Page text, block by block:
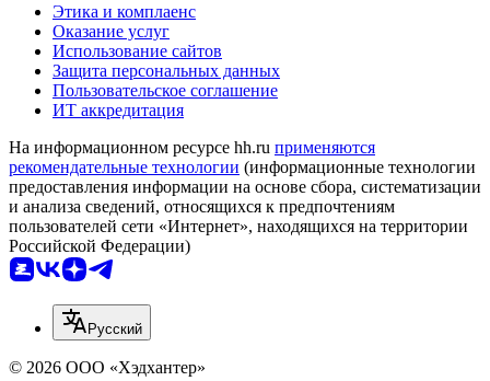
Этика и комплаенс
Оказание услуг
Использование сайтов
Защита персональных данных
Пользовательское соглашение
ИТ аккредитация
На информационном ресурсе hh.ru применяются
рекомендательные технологии (информационные технологии
предоставления информации на основе сбора, систематизации
и анализа сведений, относящихся к предпочтениям
пользователей сети «Интернет», находящихся на территории
Российской Федерации)
Русский
© 2026 ООО «Хэдхантер»